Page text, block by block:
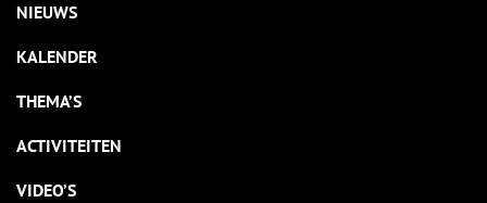
NIEUWS
KALENDER
THEMA’S
ACTIVITEITEN
VIDEO’S